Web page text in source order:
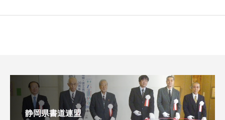
静岡県書道連盟